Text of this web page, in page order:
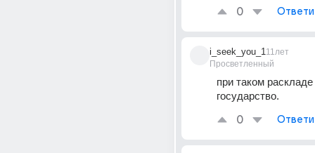
0
i_seek_you_1
Просветленный
11лет
при таком
государство.
0